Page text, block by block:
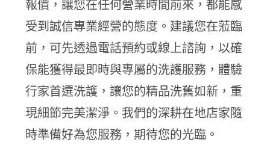
報價，讓您在任何營業時間前來，都能感
受到誠信專業經營的態度。建議您在蒞臨
前，可先透過電話預約或線上諮詢，以確
保能獲得最即時與專屬的洗護服務，體驗
行家首選洗護，讓您的精品洗舊如新，重
現細節完美潔淨。我們的深耕在地店家隨
時準備好為您服務，期待您的光臨。